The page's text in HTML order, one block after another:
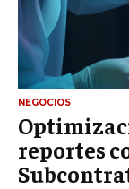
NEGOCIOS
reportes